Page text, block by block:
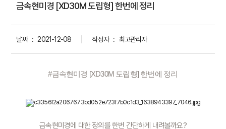
금속현미경 [XD30M 도립형] 한번에 정리
날짜 : 2021-12-08 작성자 : 최고관리자
#금속현미경 [XD30M 도립형] 한번에 정리
금속현미경에 대한 정의를 한번 간단하게 내려볼까요?